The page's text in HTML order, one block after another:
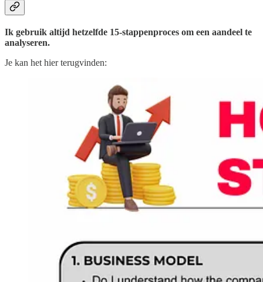
Ik gebruik altijd hetzelfde 15-stappenproces om een aandeel te
analyseren.
Je kan het hier terugvinden: